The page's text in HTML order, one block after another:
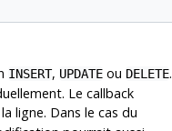
INSERT, UPDATE ou DELETE.
Le callback
ligne. Dans le cas du